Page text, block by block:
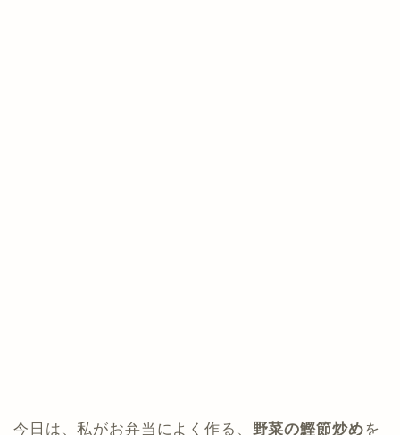
今日は、私がお弁当によく作る、 野菜の鰹節炒めを